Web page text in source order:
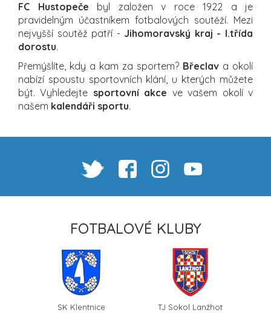
FC Hustopeče byl založen v roce 1922 a je
pravidelným účastníkem fotbalových soutěží. Mezi
nejvyšší soutěž patří - Jihomoravský kraj - I.třída
dorostu.
Přemýšlíte, kdy a kam za sportem? Břeclav a okolí
nabízí spoustu sportovních klání, u kterých můžete
být. Vyhledejte sportovní akce ve vašem okolí v
našem kalendáři sportu.
FOTBALOVÉ KLUBY
SK Klentnice TJ Sokol Lanžhot